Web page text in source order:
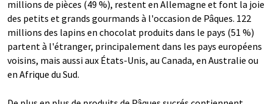
millions de pièces (49 %), restent en Allemagne et font la joie
des petits et grands gourmands à l'occasion de Pâques. 122
millions des lapins en chocolat produits dans le pays (51 %)
partent à l'étranger, principalement dans les pays européens
voisins, mais aussi aux États-Unis, au Canada, en Australie ou
en Afrique du Sud.